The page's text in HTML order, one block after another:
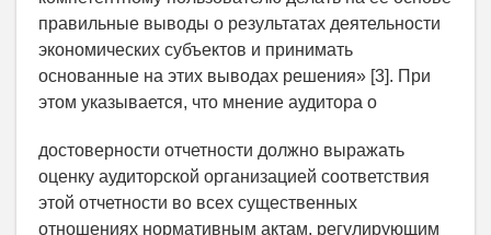
правильные выводы о результатах деятельности
экономических субъектов и принимать
основанные на этих выводах решения» [3]. При
этом указывается, что мнение аудитора о
достоверности отчетности должно выражать
оценку аудиторской организацией соответствия
этой отчетности во всех существенных
отношениях нормативным актам, регулирующим